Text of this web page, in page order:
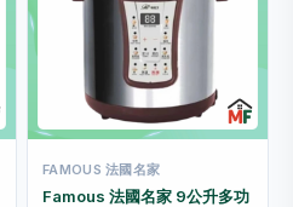
FAMOUS 法國名家
Famous 法國名家 9公升多功